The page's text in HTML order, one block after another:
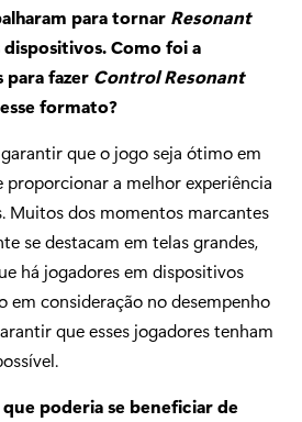
para tornar Resonant
Como foi a
para fazer Control Resonant
formato?
que o jogo seja ótimo em
proporcionar a melhor experiência
Muitos dos momentos marcantes
se destacam em telas grandes,
há jogadores em dispositivos
em consideração no desempenho
que esses jogadores tenham
poderia se beneficiar de